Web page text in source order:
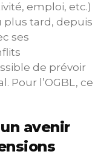
emploi, etc.)
plus tard, depuis
ses
de prévoir
Pour l’OGBL, ce
avenir